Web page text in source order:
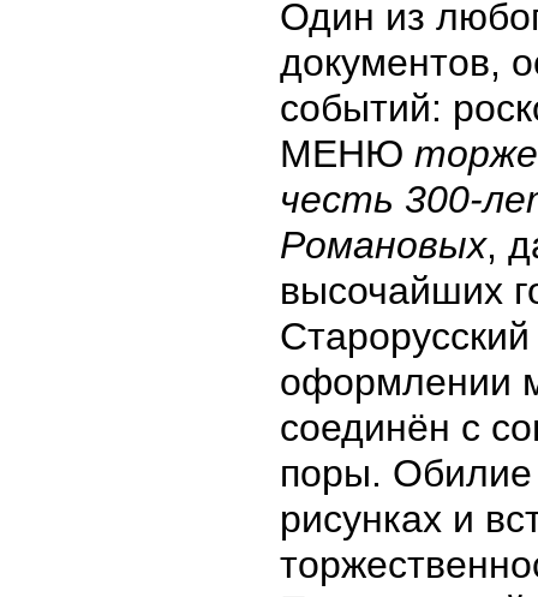
Один из
документов,
событий:
МЕНЮ
честь 300-
Романовых,
высочайших
оформлении
соединён с
поры. Обилие
рисунках и